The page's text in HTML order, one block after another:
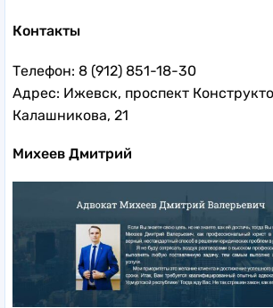
Контакты
Телефон: 8 (912) 851-18-30
Адрес: Ижевск, проспект
Калашникова, 21
Михеев Дмитрий